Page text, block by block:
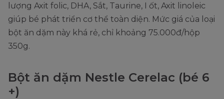
lượng Axit folic, DHA, Sắt, Taurine, I ốt, Axit linoleic
giúp bé phát triển cơ thể toàn diện. Mức giá của loại
bột ăn dặm này khá rẻ, chỉ khoảng 75.000đ/hộp
350g.
Bột ăn dặm Nestle Cerelac (bé 6
+)